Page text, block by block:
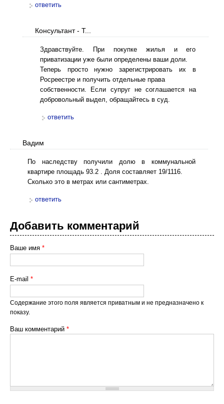
ответить
Консультант - Т...
Здравствуйте. При покупке жилья и его
приватизации уже были определены ваши доли.
Теперь просто нужно зарегистрировать их в
Росреестре и получить отдельные права
собственности. Если супруг не соглашается на
добровольный выдел, обращайтесь в суд.
ответить
Вадим
По наследству получили долю в коммунальной
квартире площадь 93.2 . Доля составляет 19/1116.
Сколько это в метрах или сантиметрах.
ответить
Добавить комментарий
Ваше имя *
E-mail *
Содержание этого поля является приватным и не предназначено к
показу.
Ваш комментарий *